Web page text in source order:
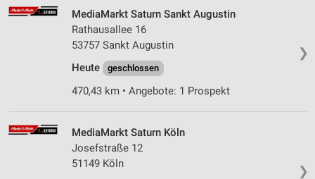
❯
MediaMarkt Saturn Sankt Augustin
Rathausallee 16
53757 Sankt Augustin
Heute
geschlossen
470,43 km • Angebote: 1 Prospekt
❯
MediaMarkt Saturn Köln
Josefstraße 12
51149 Köln